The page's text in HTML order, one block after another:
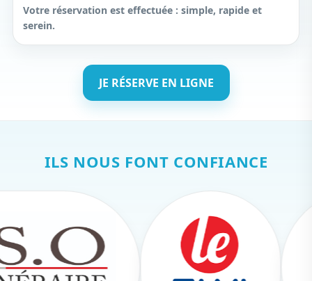
Votre réservation est effectuée : simple, rapide et
serein.
JE RÉSERVE EN LIGNE
ILS NOUS FONT CONFIANCE